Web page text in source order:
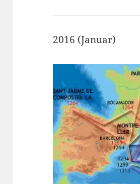
2016 (Januar)